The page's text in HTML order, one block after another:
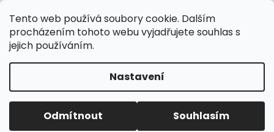
Tento web používá soubory cookie. Dalším
procházením tohoto webu vyjadřujete souhlas s
jejich používáním.
Nastavení
Odmítnout Souhlasím
Copyright 2026WINDSPORT . Všechna práva vyhrazena.